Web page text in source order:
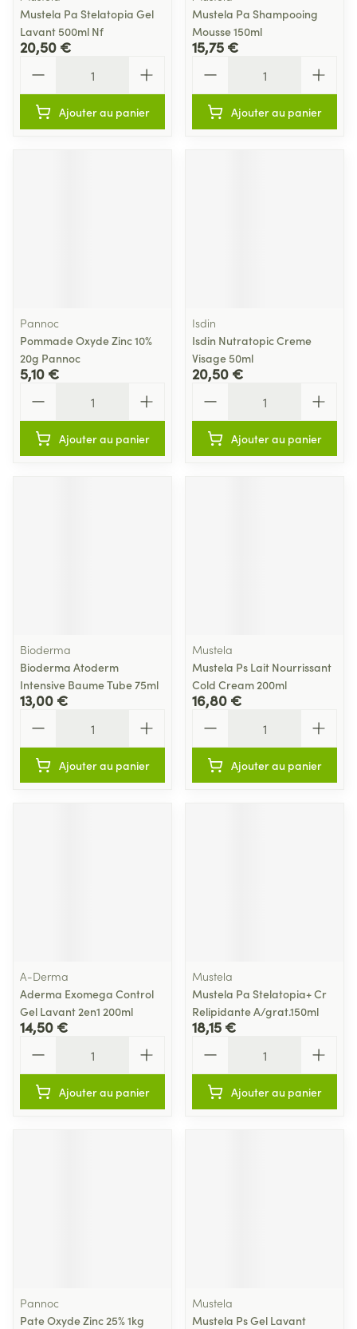
Mustela Pa Stelatopia Gel
Lavant 500ml Nf
20,50 €
Ajouter au panier
Mustela Pa Shampooing
Mousse 150ml
15,75 €
Ajouter au panier
Pannoc
Pommade Oxyde Zinc 10%
20g Pannoc
5,10 €
Ajouter au panier
Isdin
Isdin Nutratopic Creme
Visage 50ml
20,50 €
Ajouter au panier
Bioderma
Bioderma Atoderm
Intensive Baume Tube 75ml
13,00 €
Ajouter au panier
Mustela
Mustela Ps Lait Nourrissant
Cold Cream 200ml
16,80 €
Ajouter au panier
A-Derma
Aderma Exomega Control
Gel Lavant 2en1 200ml
14,50 €
Ajouter au panier
Mustela
Mustela Pa Stelatopia+ Cr
Relipidante A/grat.150ml
18,15 €
Ajouter au panier
Pannoc
Pate Oxyde Zinc 25% 1kg
Mustela
Mustela Ps Gel Lavant